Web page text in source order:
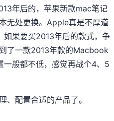
年后的，苹果新款mac笔记
无处更换。Apple真是不厚道
果要买2013年后的款式，争
了一款2013年款的Macbook
一般都不低，感觉再战个4、5
配置合适的产品了。